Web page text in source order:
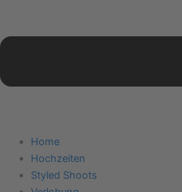
Home
Hochzeiten
Styled Shoots